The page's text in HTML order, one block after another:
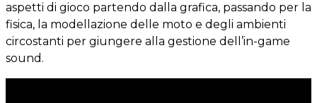
aspetti di gioco partendo dalla grafica, passando per la
fisica, la modellazione delle moto e degli ambienti
circostanti per giungere alla gestione dell’in-game
sound.